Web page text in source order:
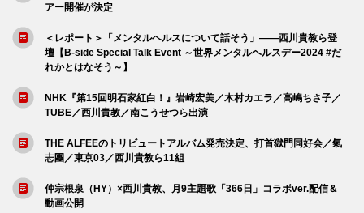
アー開催が決定
＜レポート＞「メンタルヘルスについて話そう」――西川貴教ら登
壇【B-side Special Talk Event ～世界メンタルヘルスデー2024 #だ
れかとはなそう～】
NHK『第15回明石家紅白！』岩崎宏美／木村カエラ／高嶋ちさ子／
TUBE／西川貴教／南こうせつら出演
THE ALFEEのトリビュートアルバム発売決定、打首獄門同好会／氣
志團／東京03／西川貴教ら11組
仲宗根泉（HY）×西川貴教、月9主題歌「366日」コラボver.配信＆
動画公開